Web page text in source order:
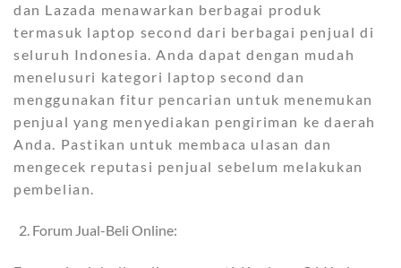
dan Lazada menawarkan berbagai produk
termasuk laptop second dari berbagai penjual di
seluruh Indonesia. Anda dapat dengan mudah
menelusuri kategori laptop second dan
menggunakan fitur pencarian untuk menemukan
penjual yang menyediakan pengiriman ke daerah
Anda. Pastikan untuk membaca ulasan dan
mengecek reputasi penjual sebelum melakukan
pembelian.
Forum Jual-Beli Online: